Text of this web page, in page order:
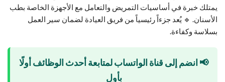
يمتلك خبرة في أساسيات التمريض والتعامل مع الأجهزة الخاصة بطب
الأسنان. 🔹 يُعد جزءاً رئيسياً من فريق العيادة لضمان سير العمل
بسلاسة وكفاءة.
📢 انضم إلى قناة الواتساب لمتابعة أحدث الوظائف أولًا
بأول